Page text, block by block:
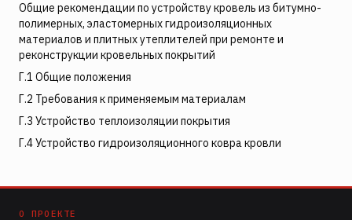
Общие рекомендации по устройству кровель из битумно-
полимерных, эластомерных гидроизоляционных
материалов и плитных утеплителей при ремонте и
реконструкции кровельных покрытий
Г.1 Общие положения
Г.2 Требования к применяемым материалам
Г.3 Устройство теплоизоляции покрытия
Г.4 Устройство гидроизоляционного ковра кровли
О ПРОЕКТЕ